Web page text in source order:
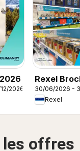
2026
Rexel
30/06/2026 -
Rexel
les offres